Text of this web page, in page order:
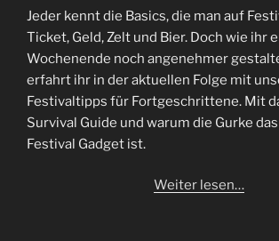
Jeder kennt die Basics, die man auf
Ticket, Geld, Zelt und Bier. Doch wie ihr
Wochenende noch angenehmer
erfahrt ihr in der aktuellen Folge mit
Festivaltipps für Fortgeschrittene. Mit
Survival Guide und warum die Gurke
Festival Gadget ist.
Weiter lesen…